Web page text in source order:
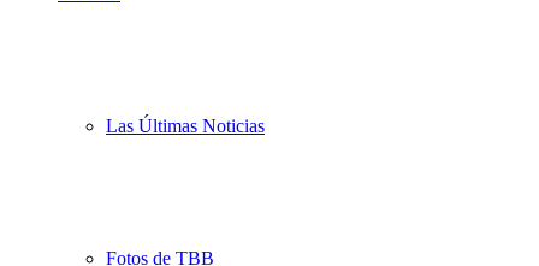
Las Últimas Noticias
Fotos de TBB